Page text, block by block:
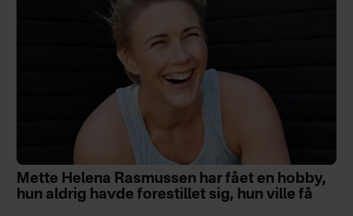
Mette Helena Rasmussen har fået en hobby,
hun aldrig havde forestillet sig, hun ville få